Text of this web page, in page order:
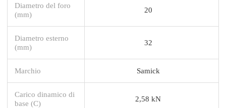
Diametro del foro
(mm)
20
Diametro esterno
(mm)
32
Marchio Samick
Carico dinamico di
base (C)
2,58 kN